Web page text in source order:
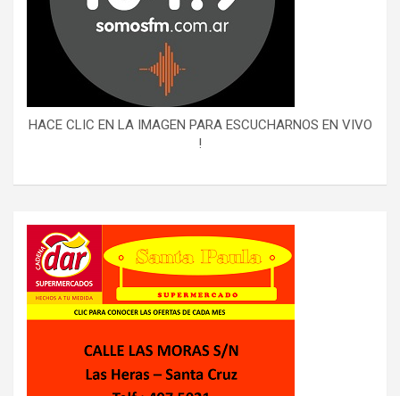
HACE CLIC EN LA IMAGEN PARA ESCUCHARNOS EN VIVO
!